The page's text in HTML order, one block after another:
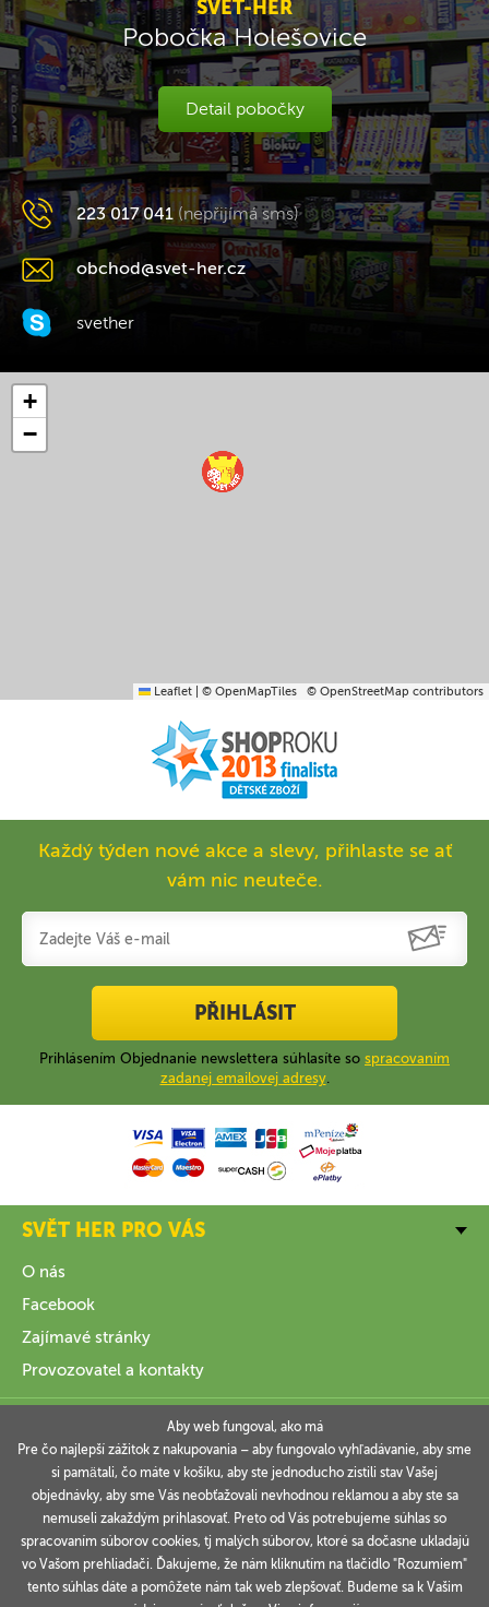
SVĚT-HER
Pobočka Holešovice
Detail pobočky
223 017 041 (nepřijímá sms)
obchod@svet-her.cz
svether
+
−
Leaflet © OpenMapTiles © OpenStreetMap contributors
Každý týden nové akce a slevy, přihlaste se ať
vám nic neuteče.
PŘIHLÁSIT
Prihlásením Objednanie newslettera súhlasíte so spracovaním
zadanej emailovej adresy.
SVĚT HER PRO VÁS
O nás
Facebook
Zajímavé stránky
Provozovatel a kontakty
INFORMACE
VAŠE OBJEDNÁVKY
Aby web fungoval, ako má
Pre čo najlepší zážitok z nakupovania – aby fungovalo vyhľadávanie, aby sme
si pamätali, čo máte v košíku, aby ste jednoducho zistili stav Vašej
objednávky, aby sme Vás neobťažovali nevhodnou reklamou a aby ste sa
nemuseli zakaždým prihlasovať. Preto od Vás potrebujeme súhlas so
spracovaním súborov cookies, tj malých súborov, ktoré sa dočasne ukladajú
vo Vašom prehliadači. Ďakujeme, že nám kliknutím na tlačidlo "Rozumiem"
tento súhlas dáte a pomôžete nám tak web zlepšovať. Budeme sa k Vašim